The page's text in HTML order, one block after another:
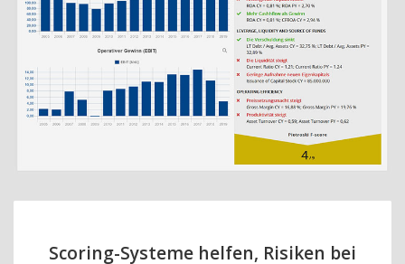
Scoring-Systeme helfen, Risiken bei